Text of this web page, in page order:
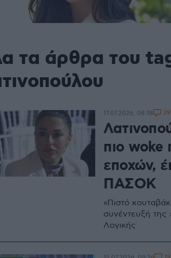
τα άρθρα του
πιο
εποχών,
ΠΑΣΟΚ
«Πιστό
συνέντευξή
Λογικής
17.07.2026, 08:18 29